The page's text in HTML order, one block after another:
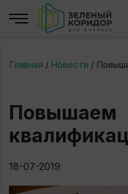
Главная / Новости /
Повышаем
18-07-2019